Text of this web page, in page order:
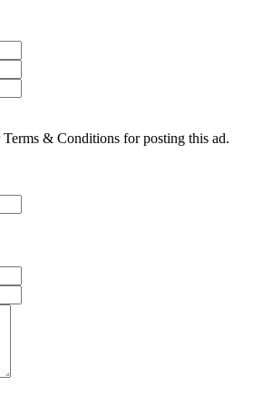
& Conditions for posting this ad.